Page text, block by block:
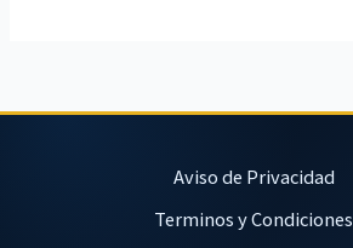
Aviso de Privacidad
Terminos y Condiciones